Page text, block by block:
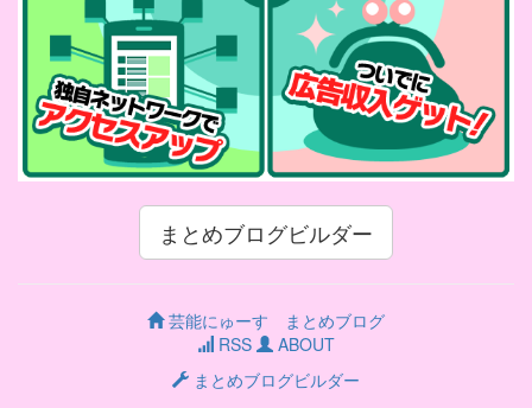
まとめブログビルダー
芸能にゅーす まとめブログ
RSS
ABOUT
まとめブログビルダー